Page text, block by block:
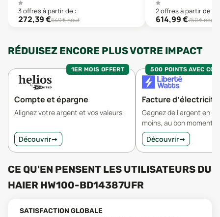
3offresà partir de :
272,39€649€ neuf
2offresà partir de :
614,99€750€ neuf
RÉDUISEZ ENCORE PLUS VOTRE IMPACT
1ER MOIS OFFERT
Compte et épargne
Alignez votre argent et vos valeurs
Découvrir→
500 POINTS AVEC
Facture d’électricité
Gagnez de l'argent en
moins, au bon moment.
Découvrir→
CE QU'EN PENSENT LES UTILISATEURS DU
HAIER HW100-BD14387UFR
SATISFACTION GLOBALE